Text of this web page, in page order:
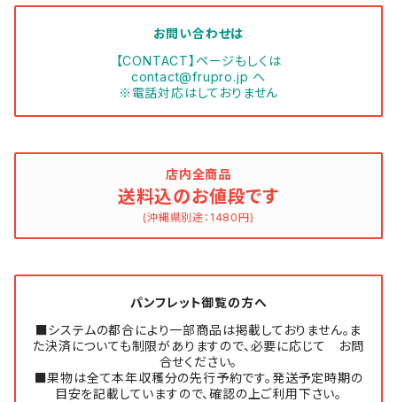
お問い合わせは
【CONTACT】ページもしくは
contact@frupro.jp へ
※電話対応はしておりません
店内全商品
送料込のお値段です
(沖縄県別途：1480円)
パンフレット御覧の方へ
■システムの都合により一部商品は掲載しておりません。ま
た決済についても制限がありますので、必要に応じて お問
合せください。
■果物は全て本年収穫分の先行予約です。発送予定時期の
目安を記載していますので、確認の上ご利用下さい。